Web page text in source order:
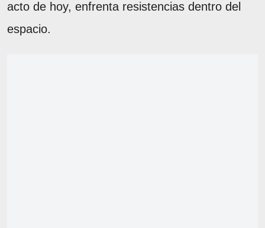
acto de hoy, enfrenta resistencias dentro del
espacio.